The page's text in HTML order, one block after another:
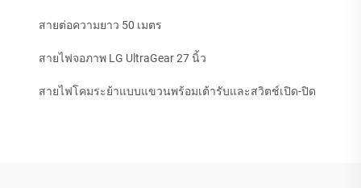
สายต่อความยาว 50 เมตร
สายไฟจอภาพ LG UltraGear 27 นิ้ว
สายไฟโคมระย้าแบบแขวนพร้อมเต้ารับและสวิตช์เปิด-ปิด